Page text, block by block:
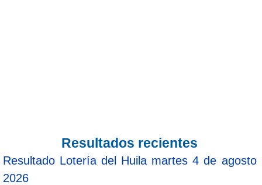
Resultados recientes
Resultado Lotería del Huila martes 4 de agosto
2026